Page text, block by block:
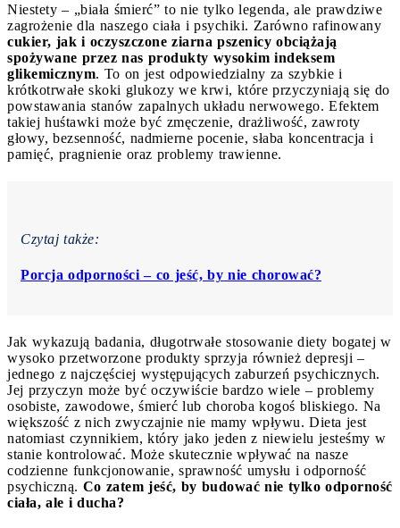
Niestety – „biała śmierć” to nie tylko legenda, ale prawdziwe
zagrożenie dla naszego ciała i psychiki. Zarówno rafinowany
cukier, jak i oczyszczone ziarna pszenicy obciążają
spożywane przez nas produkty wysokim indeksem
glikemicznym. To on jest odpowiedzialny za szybkie i
krótkotrwałe skoki glukozy we krwi, które przyczyniają się do
powstawania stanów zapalnych układu nerwowego. Efektem
takiej huśtawki może być zmęczenie, drażliwość, zawroty
głowy, bezsenność, nadmierne pocenie, słaba koncentracja i
pamięć, pragnienie oraz problemy trawienne.
Czytaj także:
Porcja odporności – co jeść, by nie chorować?
Jak wykazują badania, długotrwałe stosowanie diety bogatej w
wysoko przetworzone produkty sprzyja również depresji –
jednego z najczęściej występujących zaburzeń psychicznych.
Jej przyczyn może być oczywiście bardzo wiele – problemy
osobiste, zawodowe, śmierć lub choroba kogoś bliskiego. Na
większość z nich zwyczajnie nie mamy wpływu. Dieta jest
natomiast czynnikiem, który jako jeden z niewielu jesteśmy w
stanie kontrolować. Może skutecznie wpływać na nasze
codzienne funkcjonowanie, sprawność umysłu i odporność
psychiczną. Co zatem jeść, by budować nie tylko odporność
ciała, ale i ducha?